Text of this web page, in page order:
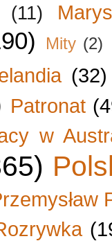
(11)
Mity (2)
(32)
Patronat
w